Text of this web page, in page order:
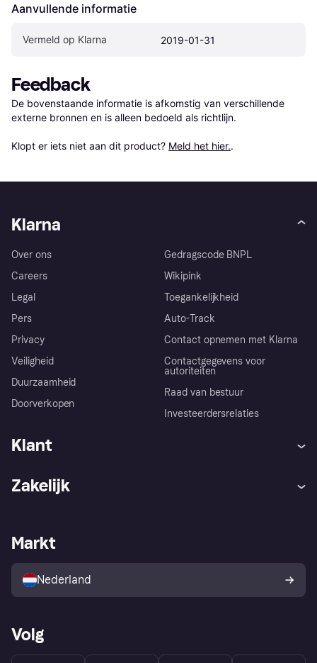
Aanvullende informatie
Vermeld op Klarna 2019-01-31
Feedback
De bovenstaande informatie is afkomstig van verschillende
externe bronnen en is alleen bedoeld als richtlijn.
Klopt er iets niet aan dit product? Meld het hier..
Klarna
Over ons
Careers
Legal
Pers
Privacy
Veiligheid
Duurzaamheid
Doorverkopen
Gedragscode BNPL
Wikipink
Toegankelijkheid
Auto-Track
Contact opnemen met Klarna
Contactgegevens voor
autoriteiten
Raad van bestuur
Investeerdersrelaties
Klant
Winkeloverzicht
Kopersbescherming voor
consumenten
Zakelijk
Zakelijke login
Markt
Nederland
Volg